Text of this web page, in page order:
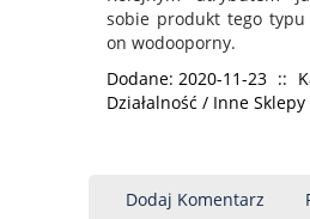
sobie produkt tego
on wodooporny.
Dodane: 2020-11-23 ::
Działalność / Inne Sklepy
Dodaj Komentarz